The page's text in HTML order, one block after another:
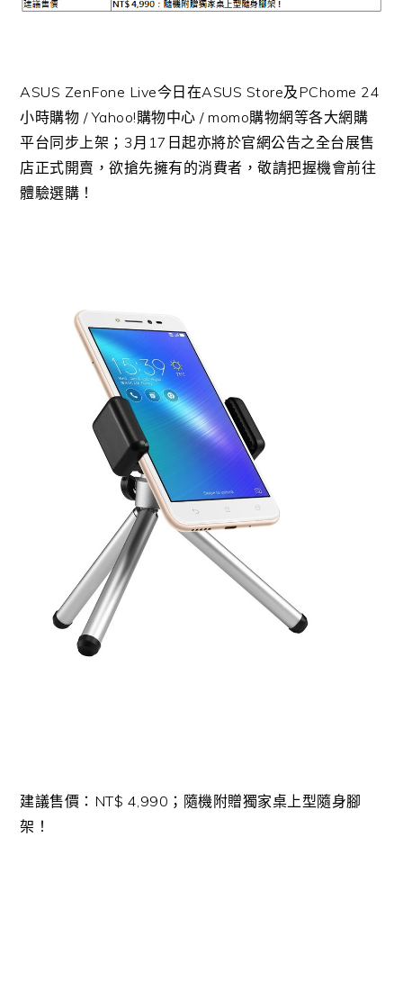
ASUS ZenFone Live今日在ASUS Store及PChome 24
小時購物 / Yahoo!購物中心 / momo購物網等各大網購
平台同步上架；3月17日起亦將於官網公告之全台展售
店正式開賣，欲搶先擁有的消費者，敬請把握機會前往
體驗選購！
建議售價：NT$ 4,990；隨機附贈獨家桌上型隨身腳
架！